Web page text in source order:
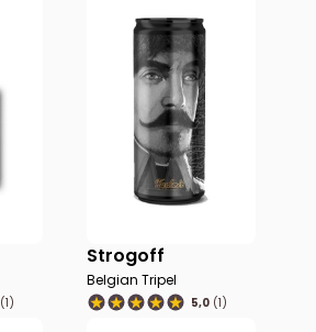
(1)
Strogoff
Belgian Tripel
5,0 (1)